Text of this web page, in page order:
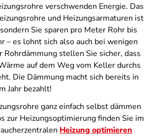
verschwenden Energie. Das
und Heizungsarmaturen ist
Sie sparen pro Meter Rohr bis
– es lohnt sich also auch bei wenigen
stellen Sie sicher, dass
auf dem Weg vom Keller durchs
Die Dämmung macht sich bereits in
Jahr bezahlt!
ganz einfach selbst dämmen
zur Heizungsoptimierung finden Sie im
Heizung optimieren